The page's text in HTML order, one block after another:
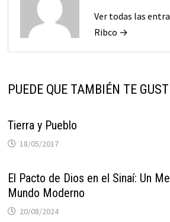
Ver todas las
Ribco →
PUEDE QUE TAMBIÉN TE
Tierra y Pueblo
18/05/2017
El Pacto de Dios en el Sinaí: Un
Mundo Moderno
20/08/2024